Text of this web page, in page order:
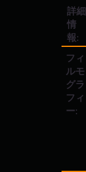
詳細
情
報:
フィ
ルモ
グラ
フィ
ー: